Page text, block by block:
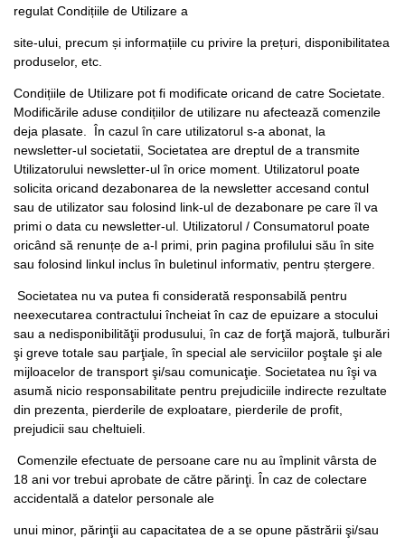
regulat Condițiile de Utilizare a
site-ului, precum și informațiile cu privire la prețuri, disponibilitatea
produselor, etc.
Condițiile de Utilizare pot fi modificate oricand de catre Societate.
Modificările aduse condițiilor de utilizare nu afectează comenzile
deja plasate. În cazul în care utilizatorul s-a abonat, la
newsletter-ul societatii, Societatea are dreptul de a transmite
Utilizatorului newsletter-ul în orice moment. Utilizatorul poate
solicita oricand dezabonarea de la newsletter accesand contul
sau de utilizator sau folosind link-ul de dezabonare pe care îl va
primi o data cu newsletter-ul. Utilizatorul / Consumatorul poate
oricând să renunțe de a-l primi, prin pagina profilului său în site
sau folosind linkul inclus în buletinul informativ, pentru ștergere.
Societatea nu va putea fi considerată responsabilă pentru
neexecutarea contractului încheiat în caz de epuizare a stocului
sau a nedisponibilităţii produsului, în caz de forţă majoră, tulburări
şi greve totale sau parţiale, în special ale serviciilor poştale şi ale
mijloacelor de transport şi/sau comunicaţie. Societatea nu îşi va
asumă nicio responsabilitate pentru prejudiciile indirecte rezultate
din prezenta, pierderile de exploatare, pierderile de profit,
prejudicii sau cheltuieli.
Comenzile efectuate de persoane care nu au împlinit vârsta de
18 ani vor trebui aprobate de către părinţi. În caz de colectare
accidentală a datelor personale ale
unui minor, părinţii au capacitatea de a se opune păstrării şi/sau